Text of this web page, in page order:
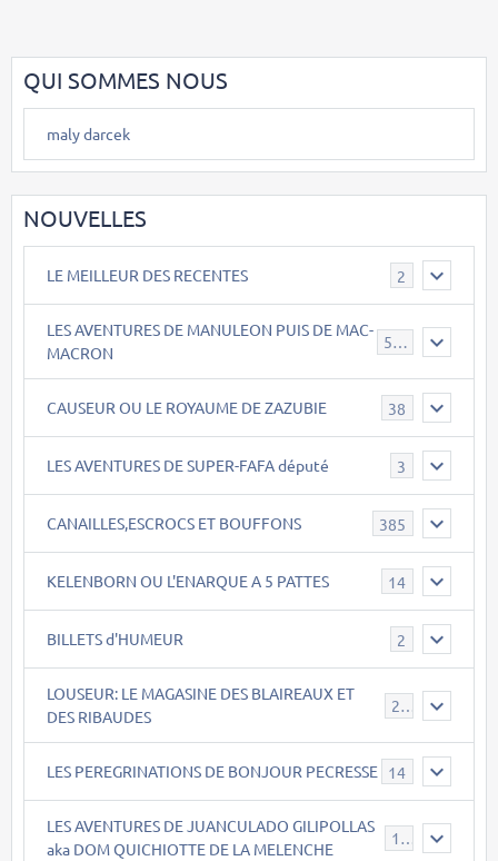
QUI SOMMES NOUS
maly darcek
NOUVELLES
LE MEILLEUR DES RECENTES 2
LES AVENTURES DE MANULEON PUIS DE MAC-
MACRON
543
CAUSEUR OU LE ROYAUME DE ZAZUBIE 38
LES AVENTURES DE SUPER-FAFA député 3
CANAILLES,ESCROCS ET BOUFFONS 385
KELENBORN OU L'ENARQUE A 5 PATTES 14
BILLETS d'HUMEUR 2
LOUSEUR: LE MAGASINE DES BLAIREAUX ET
DES RIBAUDES
21
LES PEREGRINATIONS DE BONJOUR PECRESSE 14
LES AVENTURES DE JUANCULADO GILIPOLLAS
aka DOM QUICHIOTTE DE LA MELENCHE
119